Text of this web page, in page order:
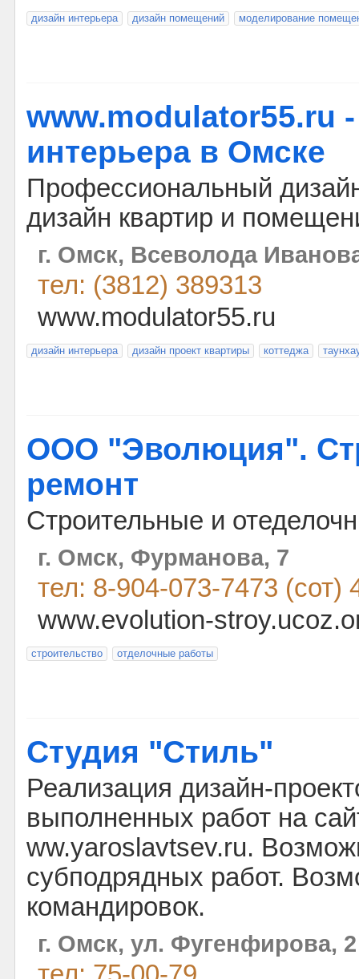
дизайн интерьера дизайн помещений моделирование
www.modulator55.ru
интерьера в Омске
Профессиональный
дизайн квартир и
г. Омск, Всеволода
тел: (3812) 389313
www.modulator55.ru
дизайн интерьера дизайн проект квартиры коттеджа
ООО "Эволюция".
ремонт
Строительные и
г. Омск, Фурманова, 7
тел: 8-904-073-7473 (сот)
www.evolution-
строительство отделочные работы
Студия "Стиль"
Реализация дизайн-
выполненных работ на
ww.yaroslavtsev.ru.
субподрядных работ.
командировок.
г. Омск, ул. Фугенфирова, 2